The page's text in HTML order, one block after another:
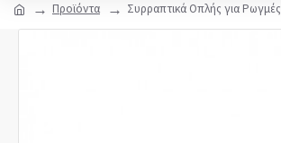
Προϊόντα Συρραπτικά Οπλής για Ρωγμές